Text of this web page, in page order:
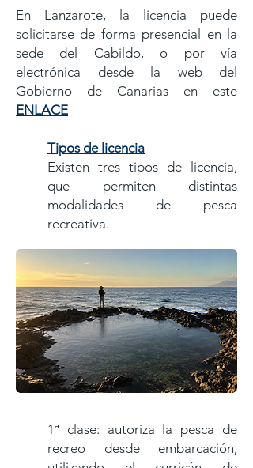
En Lanzarote, la licencia puede
solicitarse de forma presencial en la
sede del Cabildo, o por vía
electrónica desde la web del
Gobierno de Canarias en este
ENLACE
Tipos de licencia
Existen tres tipos de licencia,
que permiten distintas
modalidades de pesca
recreativa.
1ª clase: autoriza la pesca de
recreo desde embarcación,